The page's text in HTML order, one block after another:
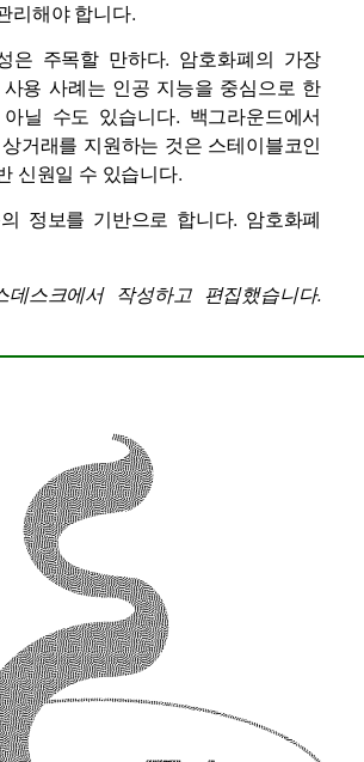
리해야 합니다.
은 주목할 만하다. 암호화폐의 가장
용 사례는 인공 지능을 중심으로 한
닐 수도 있습니다. 백그라운드에서
거래를 지원하는 것은 스테이블코인
신원일 수 있습니다.
정보를 기반으로 합니다. 암호화폐
스크에서 작성하고 편집했습니다.